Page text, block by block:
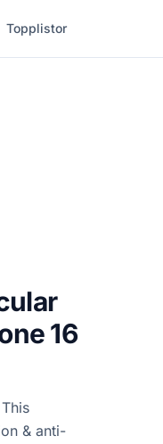
Topplistor
16
& anti-